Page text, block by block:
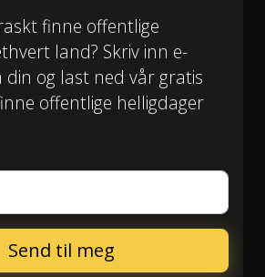
finne offentlige
land? Skriv inn e-
din og last ned vår gratis
offentlige helligdager